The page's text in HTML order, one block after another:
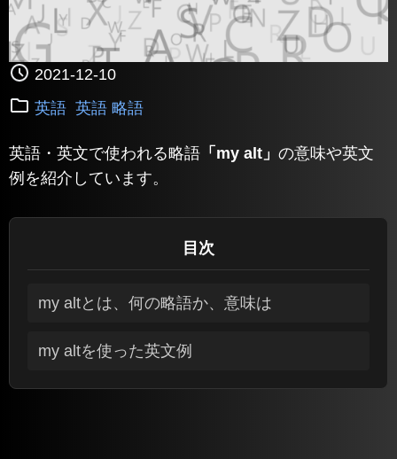
2021-12-10
英語 英語 略語
英語・英文で使われる略語 「my alt」 の意味や英文
例を紹介しています。
目次
my altとは、何の略語か、意味は
my altを使った英文例